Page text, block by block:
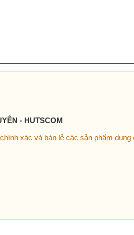
- HUTSCOM
xác và bán lẻ các sản phẩm